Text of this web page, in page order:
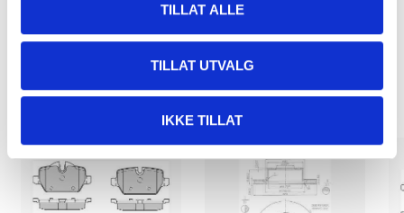
TILLAT ALLE
TILLAT UTVALG
IKKE TILLAT
Andre kunder har også kjøpt